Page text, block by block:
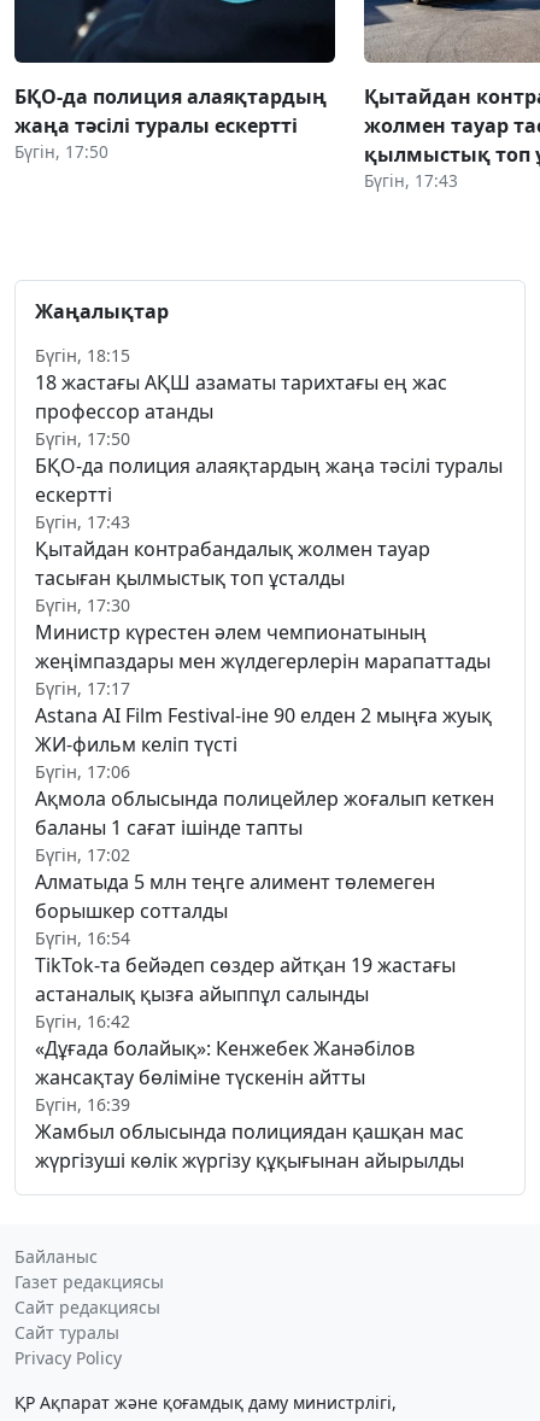
БҚО-да полиция алаяқтардың
жаңа тәсілі туралы ескертті
Бүгін, 17:50
Қытайдан
жолмен тауар
қылмыстық топ
Бүгін, 17:43
Жаңалықтар
Бүгін, 18:15
18 жастағы АҚШ азаматы тарихтағы ең жас
профессор атанды
Бүгін, 17:50
БҚО-да полиция алаяқтардың жаңа тәсілі туралы
ескертті
Бүгін, 17:43
Қытайдан контрабандалық жолмен тауар
тасыған қылмыстық топ ұсталды
Бүгін, 17:30
Министр күрестен әлем чемпионатының
жеңімпаздары мен жүлдегерлерін марапаттады
Бүгін, 17:17
Astana AI Film Festival-іне 90 елден 2 мыңға жуық
ЖИ-фильм келіп түсті
Бүгін, 17:06
Ақмола облысында полицейлер жоғалып кеткен
баланы 1 сағат ішінде тапты
Бүгін, 17:02
Алматыда 5 млн теңге алимент төлемеген
борышкер сотталды
Бүгін, 16:54
TikTok-та бейәдеп сөздер айтқан 19 жастағы
астаналық қызға айыппұл салынды
Бүгін, 16:42
«Дұғада болайық»: Кенжебек Жанәбілов
жансақтау бөліміне түскенін айтты
Бүгін, 16:39
Жамбыл облысында полициядан қашқан мас
жүргізуші көлік жүргізу құқығынан айырылды
Байланыс
Газет редакциясы
Сайт редакциясы
Сайт туралы
Privacy Policy
ҚР Ақпарат және қоғамдық даму министрлігі,